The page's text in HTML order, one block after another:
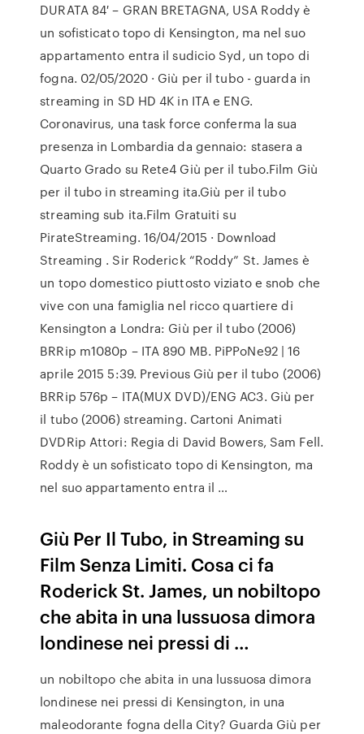
DURATA 84′ – GRAN BRETAGNA, USA Roddy è
un sofisticato topo di Kensington, ma nel suo
appartamento entra il sudicio Syd, un topo di
fogna. 02/05/2020 · Giù per il tubo - guarda in
streaming in SD HD 4K in ITA e ENG.
Coronavirus, una task force conferma la sua
presenza in Lombardia da gennaio: stasera a
Quarto Grado su Rete4 Giù per il tubo.Film Giù
per il tubo in streaming ita.Giù per il tubo
streaming sub ita.Film Gratuiti su
PirateStreaming. 16/04/2015 · Download
Streaming . Sir Roderick “Roddy” St. James è
un topo domestico piuttosto viziato e snob che
vive con una famiglia nel ricco quartiere di
Kensington a Londra: Giù per il tubo (2006)
BRRip m1080p – ITA 890 MB. PiPPoNe92 | 16
aprile 2015 5:39. Previous Giù per il tubo (2006)
BRRip 576p – ITA(MUX DVD)/ENG AC3. Giù per
il tubo (2006) streaming. Cartoni Animati
DVDRip Attori: Regia di David Bowers, Sam Fell.
Roddy è un sofisticato topo di Kensington, ma
nel suo appartamento entra il …
Giù Per Il Tubo, in Streaming su
Film Senza Limiti. Cosa ci fa
Roderick St. James, un nobiltopo
che abita in una lussuosa dimora
londinese nei pressi di …
un nobiltopo che abita in una lussuosa dimora
londinese nei pressi di Kensington, in una
maleodorante fogna della City? Guarda Giù per